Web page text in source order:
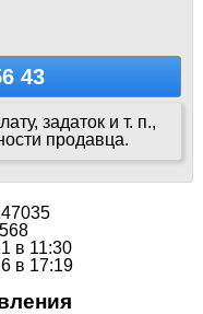
43
задаток и т. п.,
продавца.
в 11:30
в 17:19